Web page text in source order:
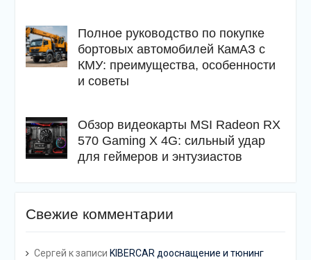
Полное руководство по покупке
бортовых автомобилей КамАЗ с
КМУ: преимущества, особенности
и советы
Обзор видеокарты MSI Radeon RX
570 Gaming X 4G: сильный удар
для геймеров и энтузиастов
Свежие комментарии
Сергей к записи KIBERCAR дооснащение и тюнинг